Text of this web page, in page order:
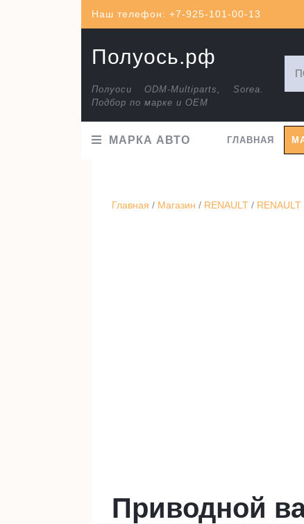
Наш телефон: +7-925-101-00-13
Полуось.рф
Полуоси ODM-Multiparts, Sorea.
Подбор по марке и ОЕМ
МАРКА АВТО ГЛАВНАЯ
Главная / Магазин / RENAULT /
Приводной